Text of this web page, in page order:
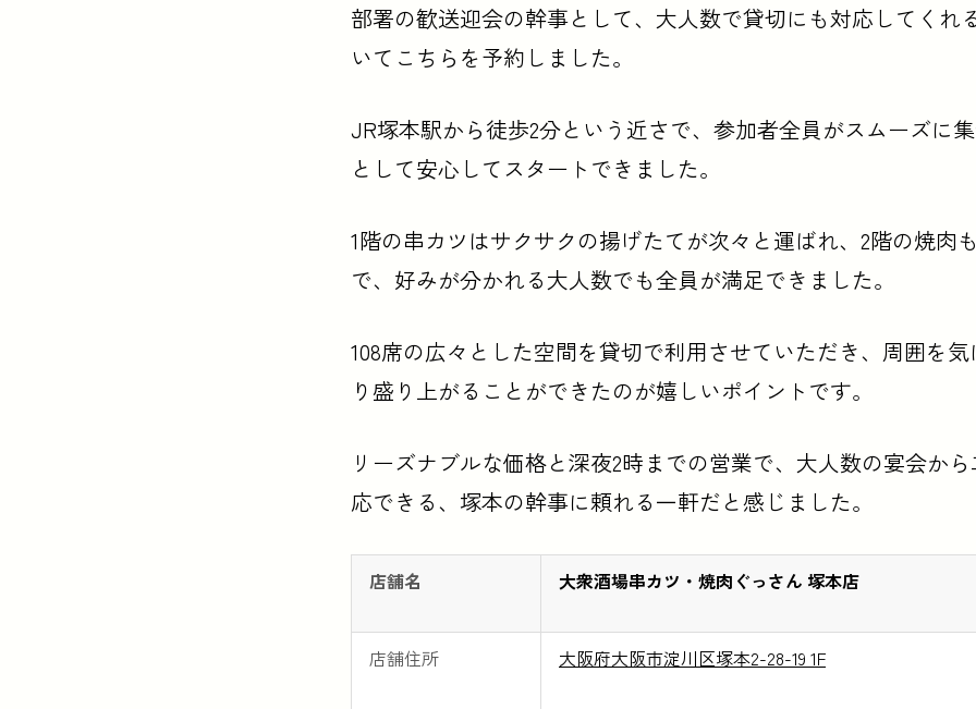
部署の歓送迎会の幹事として、大人数で貸切にも対応してくれ
いてこちらを予約しました。
JR塚本駅から徒歩2分という近さで、参加者全員がスムーズに
として安心してスタートできました。
1階の串カツはサクサクの揚げたてが次々と運ばれ、2階の焼肉
で、好みが分かれる大人数でも全員が満足できました。
108席の広々とした空間を貸切で利用させていただき、周囲を
り盛り上がることができたのが嬉しいポイントです。
リーズナブルな価格と深夜2時までの営業で、大人数の宴会か
応できる、塚本の幹事に頼れる一軒だと感じました。
店舗名 大衆酒場串カツ・焼肉ぐっさん 塚本店
店舗住所 大阪府大阪市淀川区塚本2-28-19 1F